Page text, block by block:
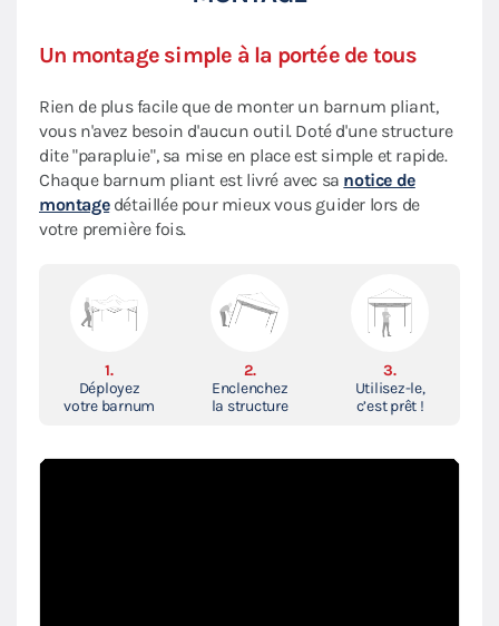
Un montage simple à la portée de tous
Rien de plus facile que de monter un barnum pliant,
vous n'avez besoin d'aucun outil. Doté d'une structure
dite "parapluie", sa mise en place est simple et rapide.
Chaque barnum pliant est livré avec sa notice de
montagedétaillée pour mieux vous guider lors de
votre première fois.
1.
Déployez
votre barnum
2.
Enclenchez
la structure
3.
Utilisez-le,
c’est prêt !